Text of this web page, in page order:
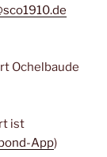
Ochelbaude
ist
App)